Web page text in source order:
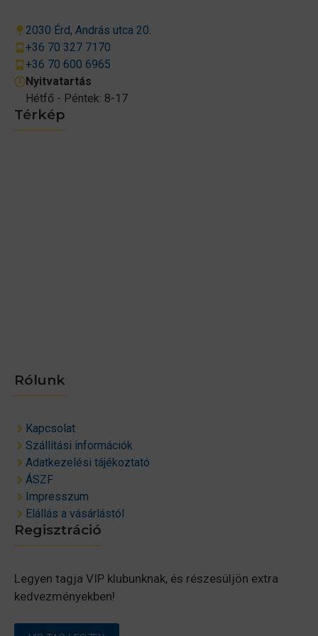
Térkép
Rólunk
Kapcsolat
Szállítási információk
Adatkezelési tájékoztató
ÁSZF
Impresszum
Elállás a vásárlástól
2030 Érd, András utca 20.
+36 70 327 7170
+36 70 600 6965
Nyitvatartás
Hétfő - Péntek: 8-17
Regisztráció
Legyen tagja VIP klubunknak, és részesüljön extra
kedvezményekben!